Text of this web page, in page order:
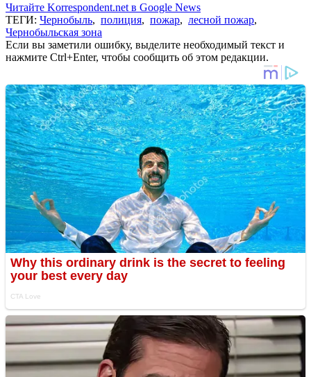
Читайте Korrespondent.net в Google News
ТЕГИ: Чернобыль, полиция, пожар, лесной пожар,
Чернобыльская зона
Если вы заметили ошибку, выделите необходимый текст и
нажмите Ctrl+Enter, чтобы сообщить об этом редакции.